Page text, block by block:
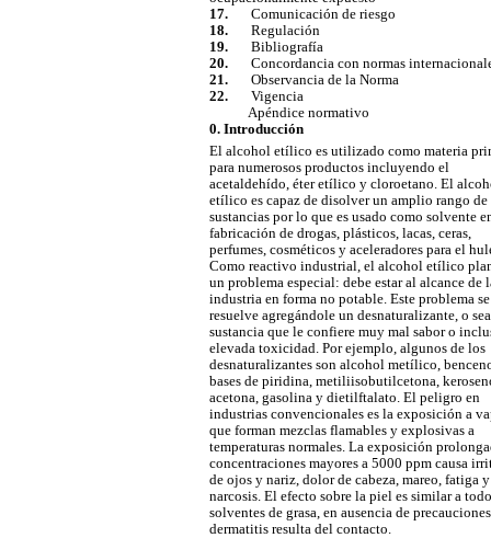
17.Comunicación de riesgo
18.Regulación
19.Bibliografía
20.Concordancia con normas
21.Observancia de la Norma
22.Vigencia
Apéndice normativo
0. Introducción
El alcohol etílico es utilizado como materia
para numerosos productos incluyendo el
acetaldehído, éter etílico y cloroetano. El
etílico es capaz de disolver un amplio rango de
sustancias por lo que es usado como solvente
fabricación de drogas, plásticos, lacas, ceras,
perfumes, cosméticos y aceleradores para el
Como reactivo industrial, el alcohol etílico
un problema especial: debe estar al alcance de
industria en forma no potable. Este problema se
resuelve agregándole un desnaturalizante, o
sustancia que le confiere muy mal sabor o
elevada toxicidad. Por ejemplo, algunos de los
desnaturalizantes son alcohol metílico,
bases de piridina, metiliisobutilcetona,
acetona, gasolina y dietilftalato. El peligro en
industrias convencionales es la exposición a
que forman mezclas flamables y explosivas a
temperaturas normales. La exposición
concentraciones mayores a 5000 ppm causa
de ojos y nariz, dolor de cabeza, mareo, fatiga y
narcosis. El efecto sobre la piel es similar a
solventes de grasa, en ausencia de
dermatitis resulta del contacto.